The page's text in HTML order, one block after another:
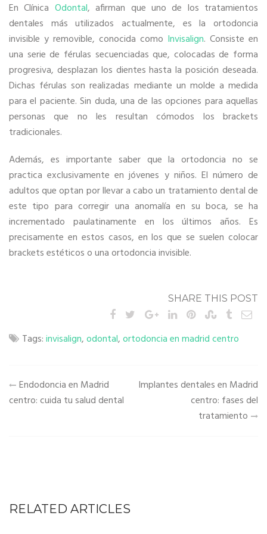
En Clínica Odontal, afirman que uno de los tratamientos
dentales más utilizados actualmente, es la ortodoncia
invisible y removible, conocida como Invisalign. Consiste en
una serie de férulas secuenciadas que, colocadas de forma
progresiva, desplazan los dientes hasta la posición deseada.
Dichas férulas son realizadas mediante un molde a medida
para el paciente. Sin duda, una de las opciones para aquellas
personas que no les resultan cómodos los brackets
tradicionales.
Además, es importante saber que la ortodoncia no se
practica exclusivamente en jóvenes y niños. El número de
adultos que optan por llevar a cabo un tratamiento dental de
este tipo para corregir una anomalía en su boca, se ha
incrementado paulatinamente en los últimos años. Es
precisamente en estos casos, en los que se suelen colocar
brackets estéticos o una ortodoncia invisible.
SHARE THIS POST
Tags:invisalign,odontal,ortodoncia en madrid centro
Navegación
entradas
Endodoncia en Madrid
centro: cuida tu salud dental
Implantes dentales en Madrid
centro: fases del
tratamiento
RELATED ARTICLES